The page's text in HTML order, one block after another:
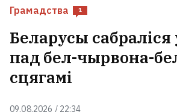
Грамадства 1
09.08.2026 / 22:34
Беларусы
пад бел-чырвона-
сцягамі